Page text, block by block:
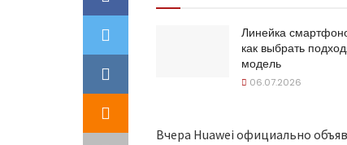
Линейка
как выбрать
модель
06.07.2026
Вчера Huawei официально